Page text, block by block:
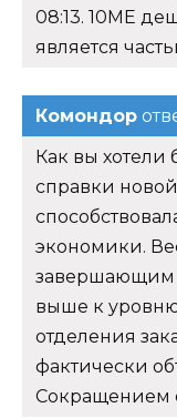
08:13. 10ME
является
Комондор
Как вы хотели
справки
экономики.
завершающим
выше к
отделения
фактически
Сокращением